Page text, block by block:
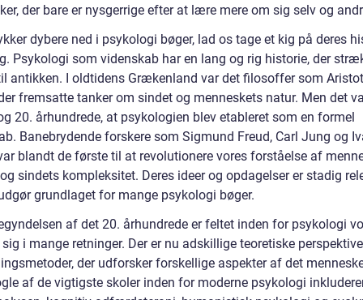
der bare er nysgerrige efter at lære mere om sig selv og
dybere ned i psykologi bøger, lad os tage et kig på deres
Psykologi som videnskab har en lang og rig historie, der
antikken. I oldtidens Grækenland var det filosoffer som
fremsatte tanker om sindet og menneskets natur. Men det
20. århundrede, at psykologien blev etableret som en formel
Banebrydende forskere som Sigmund Freud, Carl Jung og
blandt de første til at revolutionere vores forståelse af
sindets kompleksitet. Deres ideer og opdagelser er stadig
grundlaget for mange psykologi bøger.
af det 20. århundrede er feltet inden for psykologi
i mange retninger. Der er nu adskillige teoretiske
der udforsker forskellige aspekter af det
af de vigtigste skoler inden for moderne psykologi